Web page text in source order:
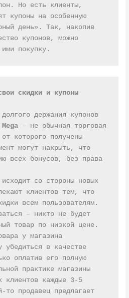
Но есть клиенты,
купоны на особенную
день». Так, накопив
купонов, можно
ими покупку.
скидки и купоны
держания купонов
Mega – не обычная торговая
которого получены
могут накрыть, что
всех бонусов, без права
со стороны новых
клиентов тем, что
всем пользователям.
– никто не будет
товар по низкой цене.
у магазина
убедиться в качестве
оплатив его полную
практике магазины
клиентов каждые 3-5
то продавец предлагает